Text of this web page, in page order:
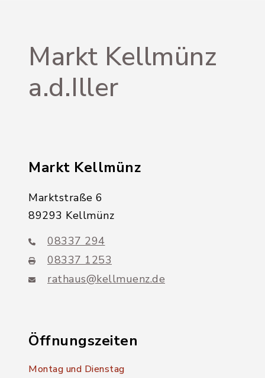
Markt Kellmünz
a.d.Iller
Markt Kellmünz
Marktstraße 6
89293 Kellmünz
08337 294
08337 1253
rathaus@kellmuenz.de
Öffnungszeiten
Montag und Dienstag